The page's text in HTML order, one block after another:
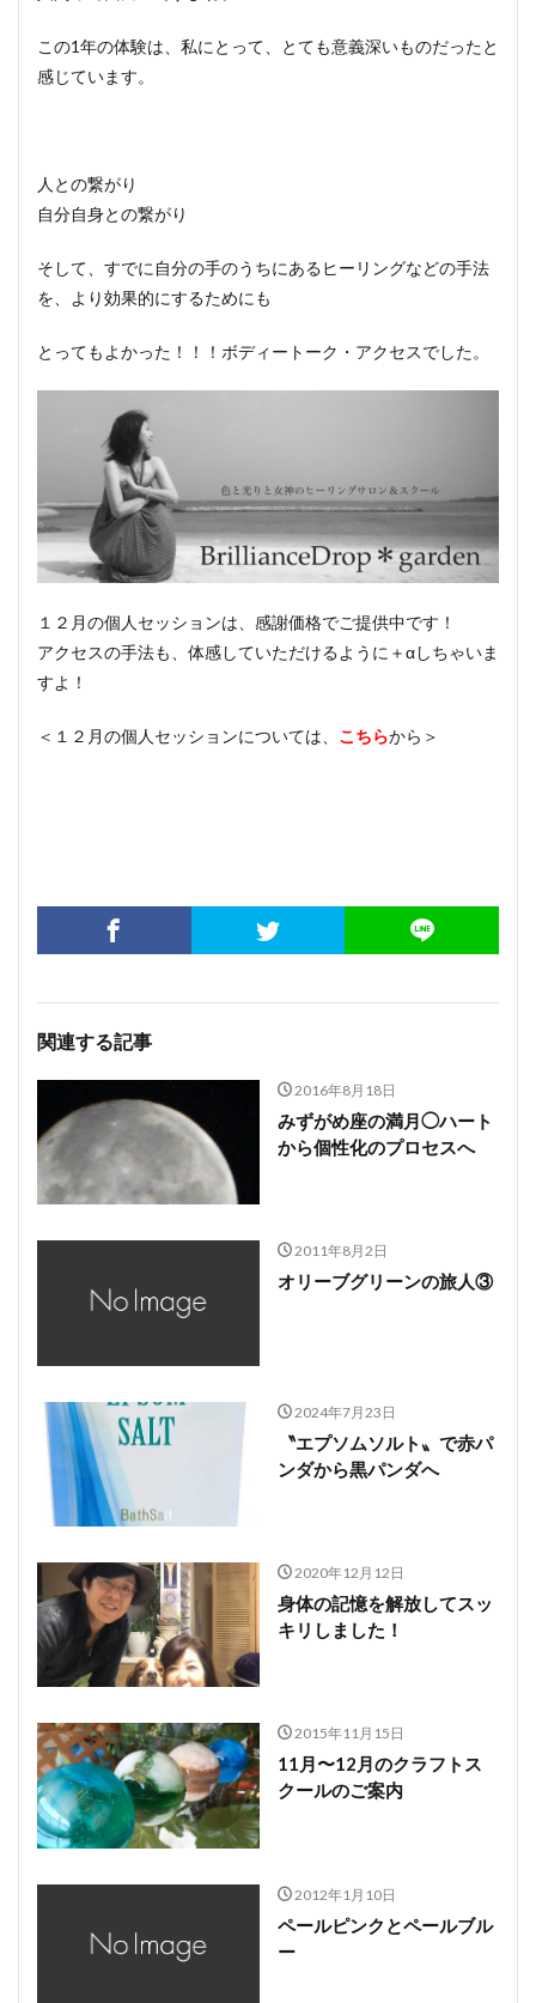
この1年の体験は、私にとって、とても意義深いものだったと
感じています。
人との繋がり
自分自身との繋がり
そして、すでに自分の手のうちにあるヒーリングなどの手法
を、より効果的にするためにも
とってもよかった！！！ボディートーク・アクセスでした。
１２月の個人セッションは、感謝価格でご提供中です！
アクセスの手法も、体感していただけるように＋αしちゃいま
すよ！
＜１２月の個人セッションについては、 こちらから＞
関連する記事
2016年8月18日
みずがめ座の満月◯ハート
から個性化のプロセスへ
2011年8月2日
オリーブグリーンの旅人③
2024年7月23日
〝エプソムソルト〟で赤パ
ンダから黒パンダへ
2020年12月12日
身体の記憶を解放してスッ
キリしました！
2015年11月15日
11月〜12月のクラフトス
クールのご案内
2012年1月10日
ペールピンクとペールブル
ー